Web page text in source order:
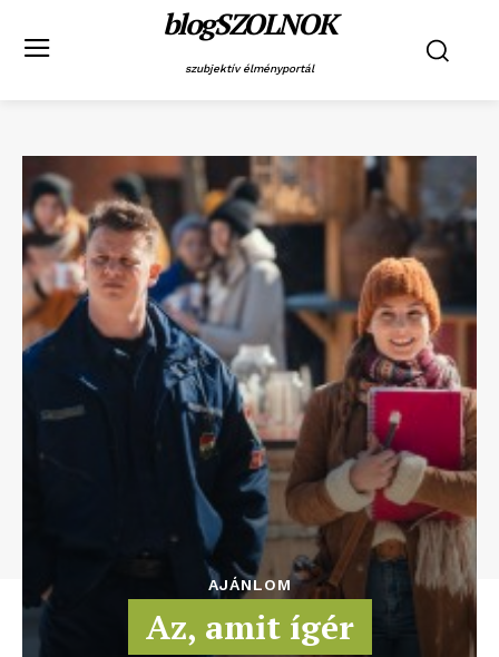
blogSZOLNOK
szubjektív élményportál
AJÁNLOM
Az, amit ígér